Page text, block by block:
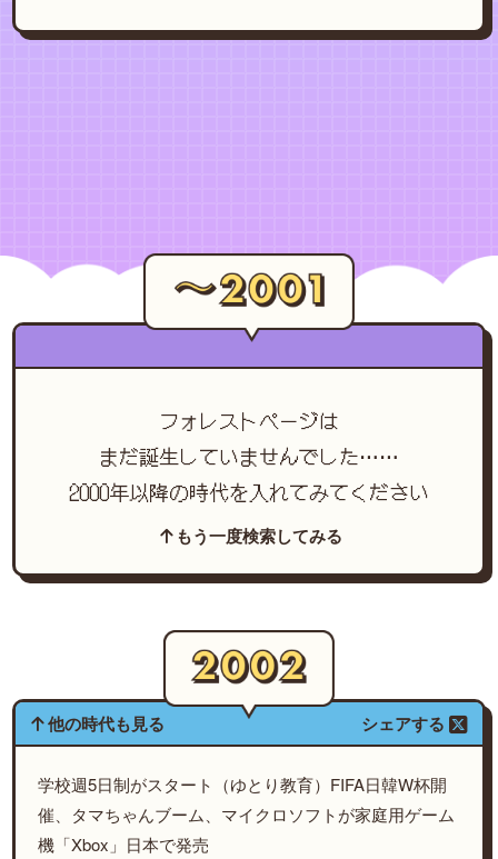
フォレストページは
まだ誕生していませんでした……
2000年以降の時代を入れてみてください
もう一度検索してみる
他の時代も見る シェアする
学校週5日制がスタート（ゆとり教育）FIFA日韓W杯開
催、タマちゃんブーム、マイクロソフトが家庭用ゲーム
機「Xbox」日本で発売